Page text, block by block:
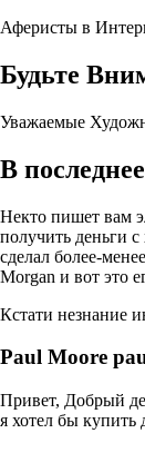
Аферисты в
Будьте
Уважаемые
В
Некто пишет вам
получить деньги
сделал более-
Morgan и вот это
Кстати незнание
Paul Moore
Привет, Добрый
я хотел бы купить